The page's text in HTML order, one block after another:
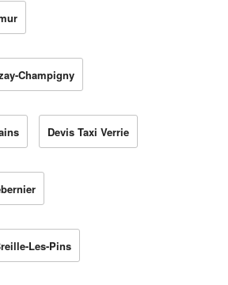
Champigny
Devis Taxi Verrie
Les-Pins